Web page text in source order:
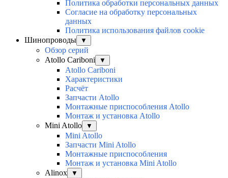
Политика обработки персональных данных
Согласие на обработку персональных
данных
Политика использования файлов cookie
Шинопроводы
▼
Обзор серий
Atollo Cariboni
▼
Atollo Cariboni
Характеристики
Расчёт
Запчасти Atollo
Монтажные приспособления Atollo
Монтаж и установка Atollo
Mini Atollo
▼
Mini Atollo
Запчасти Mini Atollo
Монтажные приспособления
Монтаж и установка Mini Atollo
Alinox
▼